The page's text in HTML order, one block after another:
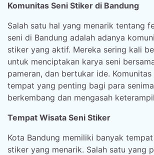
Komunitas Seni Stiker di Bandung
Salah satu hal yang menarik tentang
seni di Bandung adalah adanya
stiker yang aktif. Mereka sering kali
untuk menciptakan karya seni
pameran, dan bertukar ide.
tempat yang penting bagi para
berkembang dan mengasah
Tempat Wisata Seni Stiker
Kota Bandung memiliki banyak
stiker yang menarik. Salah satu yang